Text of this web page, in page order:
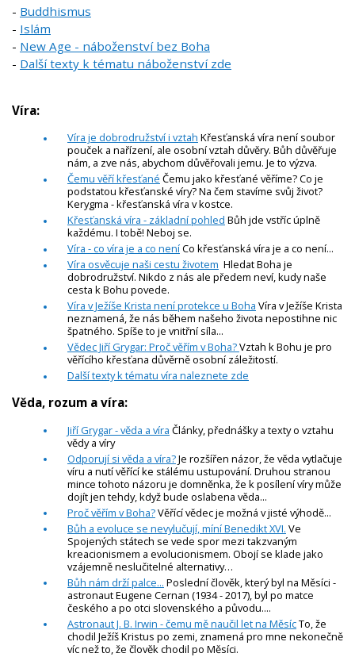
- Buddhismus
- Islám
- New Age - náboženství bez Boha
- Další texty k tématu náboženství zde
Víra:
Víra je dobrodružství i vztah Křesťanská víra není soubor
pouček a nařízení, ale osobní vztah důvěry. Bůh důvěřuje
nám, a zve nás, abychom důvěřovali jemu. Je to výzva.
Čemu věří křesťané Čemu jako křesťané věříme? Co je
podstatou křesťanské víry? Na čem stavíme svůj život?
Kerygma - křesťanská víra v kostce.
Křesťanská víra - základní pohled Bůh jde vstříc úplně
každému. I tobě! Neboj se.
Víra - co víra je a co neníCo křesťanská víra je a co není...
Víra osvěcuje naši cestu životem Hledat Boha je
dobrodružství. Nikdo z nás ale předem neví, kudy naše
cesta k Bohu povede.
Víra v Ježíše Krista není protekce u Boha Víra v Ježíše Krista
neznamená, že nás během našeho života nepostihne nic
špatného. Spíše to je vnitřní síla...
Vědec Jiří Grygar: Proč věřím v Boha?Vztah k Bohu je pro
věřícího křesťana důvěrně osobní záležitostí.
Další texty k tématu víra naleznete zde
Věda, rozum a víra:
Jiří Grygar - věda a víra Články, přednášky a texty o vztahu
vědy a víry
Odporují si věda a víra?Je rozšířen názor, že věda vytlačuje
víru a nutí věřící ke stálému ustupování. Druhou stranou
mince tohoto názoru je domněnka, že k posílení víry může
dojít jen tehdy, když bude oslabena věda...
Proč věřím v Boha?Věřící vědec je možná v jisté výhodě...
Bůh a evoluce se nevylučují, míní Benedikt XVI. Ve
Spojených státech se vede spor mezi takzvaným
kreacionismem a evolucionismem. Obojí se klade jako
vzájemně neslučitelné alternativy…
Bůh nám drží palce... Poslední člověk, který byl na Měsíci -
astronaut Eugene Cernan (1934 - 2017), byl po matce
českého a po otci slovenského a původu....
Astronaut J. B. Irwin - čemu mě naučil let na MěsícTo, že
chodil Ježíš Kristus po zemi, znamená pro mne nekonečně
víc než to, že člověk chodil po Měsíci.